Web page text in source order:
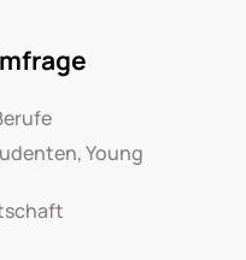
Young